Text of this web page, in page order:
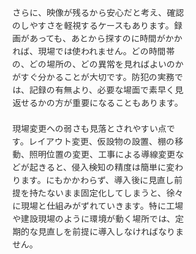
さらに、映像が残るから安心だと考え、確認
のしやすさを軽視するケースもあります。録
画があっても、あとから探すのに時間がかか
れば、現場では使われません。どの時間帯
の、どの場所の、どの異常を見ればよいのか
がすぐ分かることが大切です。防犯の実務で
は、記録の有無より、必要な場面で素早く見
返せるかの方が重要になることもあります。
現場変更への弱さも見落とされやすい点で
す。レイアウト変更、仮設物の設置、棚の移
動、照明位置の変更、工事による導線変更な
どが起きると、侵入検知の精度は簡単に変わ
ります。にもかかわらず、導入後に見直し前
提を持たないまま固定化してしまうと、徐々
に現場と仕組みがずれていきます。特に工場
や建設現場のように環境が動く場所では、定
期的な見直しを前提に導入しなければなりま
せん。